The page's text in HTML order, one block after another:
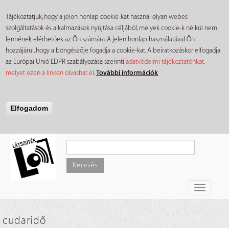
Tájékoztatjuk, hogy a jelen honlap cookie-kat használ olyan webes
szolgáltatások és alkalmazások nyújtása céljából, melyek cookie-k nélkül nem
lennének elérhetőek az Ön számára. A jelen honlap használatával Ön
hozzájárul, hogy a böngészője fogadja a cookie-kat. A beiratkozáskor elfogadja
az Európai Unió EDPR szabályozása szerintiadatvédelmi tájékoztatónkat,
melyet ezen a linken olvashat el.További információk
Elfogadom
tartalomra
Keresés
Toggle
cudaridő